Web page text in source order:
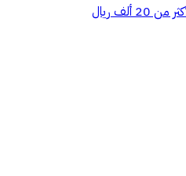
أكثر من 20 ألف ريال